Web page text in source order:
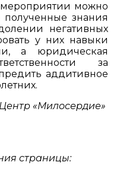
можно
полученные знания
негативных
у них навыки
а юридическая
за
аддитивное
Центр «Милосердие»
страницы: